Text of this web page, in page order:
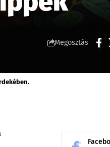
Megosztás